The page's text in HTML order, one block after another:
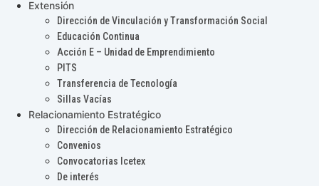
Extensión
Dirección de Vinculación y Transformación Social
Educación Continua
Acción E – Unidad de Emprendimiento
PITS
Transferencia de Tecnología
Sillas Vacías
Relacionamiento Estratégico
Dirección de Relacionamiento Estratégico
Convenios
Convocatorias Icetex
De interés